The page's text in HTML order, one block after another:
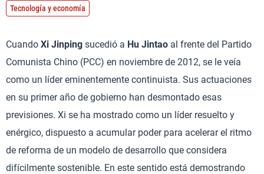
Tecnología y economía
Cuando Xi Jinping sucedió a Hu Jintao al frente del Partido
Comunista Chino (PCC) en noviembre de 2012, se le veía
como un líder eminentemente continuista. Sus actuaciones
en su primer año de gobierno han desmontado esas
previsiones. Xi se ha mostrado como un líder resuelto y
enérgico, dispuesto a acumular poder para acelerar el ritmo
de reforma de un modelo de desarrollo que considera
difícilmente sostenible. En este sentido está demostrando